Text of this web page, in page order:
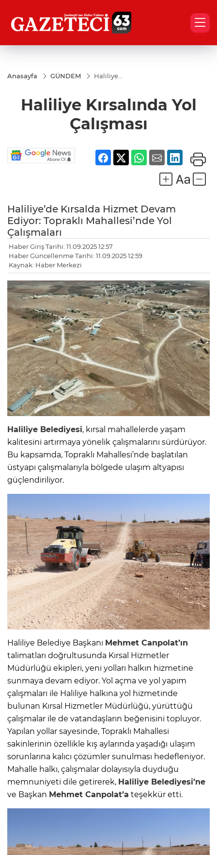
Anasayfa GÜNDEM
Haliliye
Çalışması
Haliliye Kırsalında Yol
Çalışması
Haliliye’de Kırsalda Hizmet Devam
Ediyor: Topraklı Mahallesi’nde Yol
Çalışmaları
Haber Giriş Tarihi: 11.09.2025 12:57
Haber Güncellenme Tarihi: 11.09.2025 12:59
Kaynak: Haber Merkezi
Haliliye Belediyesi, kırsal mahallelerde yaşam
kalitesini artırmaya yönelik çalışmalarını sürdürüyor.
Bu kapsamda, Topraklı Mahallesi’nde başlatılan
üstyapı çalışmalarıyla bölgede ulaşım altyapısı
güçlendiriliyor.
Haliliye Belediye Başkanı Mehmet Canpolat’ın
talimatları doğrultusunda Kırsal Hizmetler
Müdürlüğü ekipleri, yeni yolları halkın hizmetine
sunmaya devam ediyor. Yol açma ve yol yapım
çalışmaları ile Haliliye halkına yol hizmetinde
bulunan Kırsal Hizmetler Müdürlüğü, yürüttüğü
çalışmalar ile de vatandaşların beğenisini topluyor.
Yapılan yollar sayesinde, Topraklı Mahallesi
sakinlerinin özellikle kış aylarında yaşadığı ulaşım
sorunlarına kalıcı çözümler sunulması hedefleniyor.
Mahalle halkı, çalışmalar dolayısıyla duyduğu
memnuniyeti dile getirerek, Haliliye Belediyesi’ne
ve Başkan Mehmet Canpolat’a teşekkür etti.